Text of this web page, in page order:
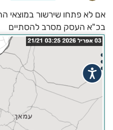
אם לא פתחו שירשור במוצאי
בכ"א העסק מסרב להסתיים